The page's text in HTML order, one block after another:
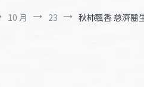
10 月 23 秋柿飄香 慈濟醫